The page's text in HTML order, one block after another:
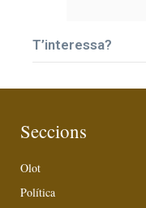
T’interessa?
Seccions
Olot
Política